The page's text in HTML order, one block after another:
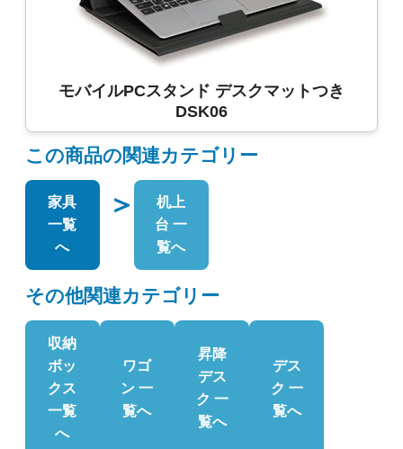
モバイルPCスタンド デスクマットつき
DSK06
この商品の関連カテゴリー
家具
一覧
へ
＞
机上
台 一
覧へ
その他関連カテゴリー
収納
ボッ
クス
一覧
へ
ワゴ
ン 一
覧へ
昇降
デス
ク 一
覧へ
デス
ク 一
覧へ